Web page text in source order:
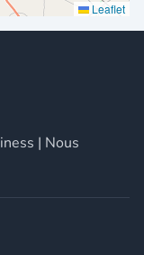
Leaflet
| Nous